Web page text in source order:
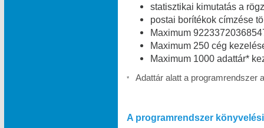
statisztikai kimutatás a
postai borítékok címzése
Maximum
Maximum 250 cég
Maximum 1000 adattár*
* Adattár alatt a programrendszer
A programrendszer